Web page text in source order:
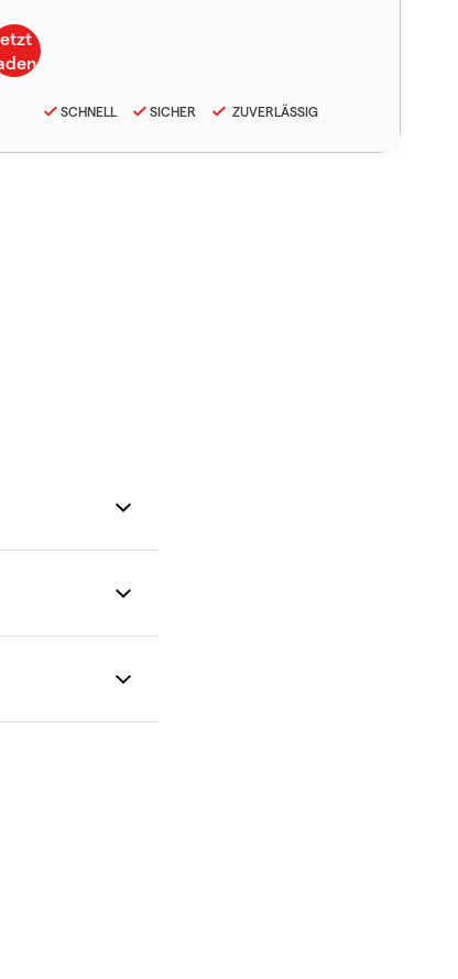
SCHNELL SICHER ZUVERLÄSSIG